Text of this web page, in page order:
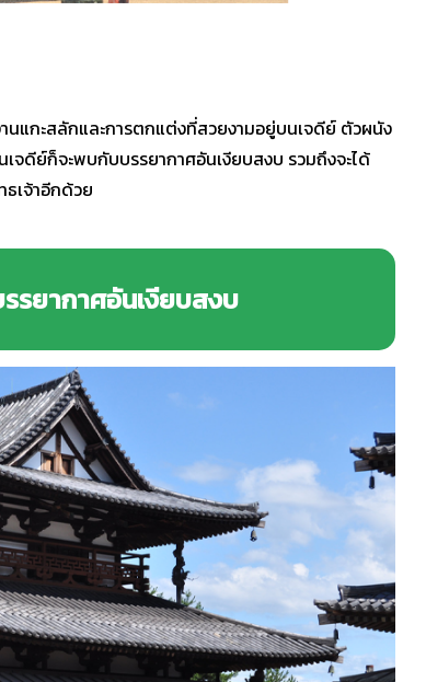
นแกะสลักและการตกแต่งที่สวยงามอยู่บนเจดีย์ ตัวผนัง
เจดีย์ก็จะพบกับบรรยากาศอันเงียบสงบ รวมถึงจะได้
เจ้าอีกด้วย
รยากาศอันเงียบสงบ